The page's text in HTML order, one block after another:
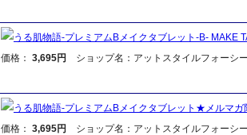
うる肌物語-プレミアムBメイクタブレット-B- MAKE
価格： 3,695円 ショップ名：アットスタイルフォーシ
うる肌物語-プレミアムBメイクタブレット★メルマ
価格： 3,695円 ショップ名：アットスタイルフォーシ